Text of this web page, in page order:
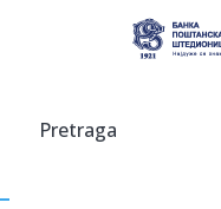
12:27:FOTO:
banke Srbije:...
Pretraga